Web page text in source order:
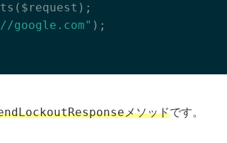
google.com" );
メソッドです。